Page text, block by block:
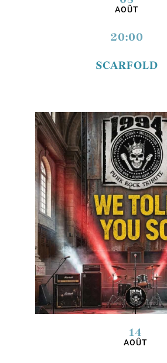
AOÛT
20:00
SCARFOLD
14
AOÛT